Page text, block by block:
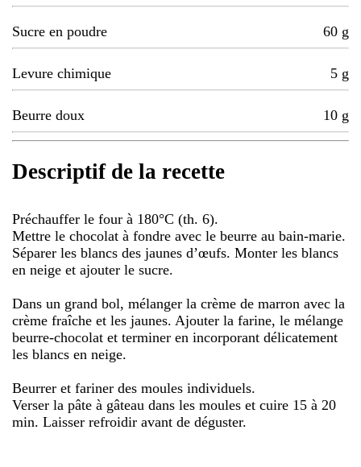
Sucre en poudre 60 g
Levure chimique 5 g
Beurre doux 10 g
Descriptif de la recette
Préchauffer le four à 180°C (th. 6).
Mettre le chocolat à fondre avec le beurre au bain-marie.
Séparer les blancs des jaunes d’œufs. Monter les blancs
en neige et ajouter le sucre.
Dans un grand bol, mélanger la crème de marron avec la
crème fraîche et les jaunes. Ajouter la farine, le mélange
beurre-chocolat et terminer en incorporant délicatement
les blancs en neige.
Beurrer et fariner des moules individuels.
Verser la pâte à gâteau dans les moules et cuire 15 à 20
min. Laisser refroidir avant de déguster.